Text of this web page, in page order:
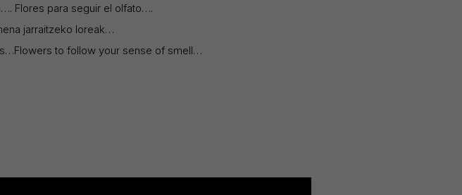
Flores para seguir el olfato….
jarraitzeko loreak…
to follow your sense of smell…